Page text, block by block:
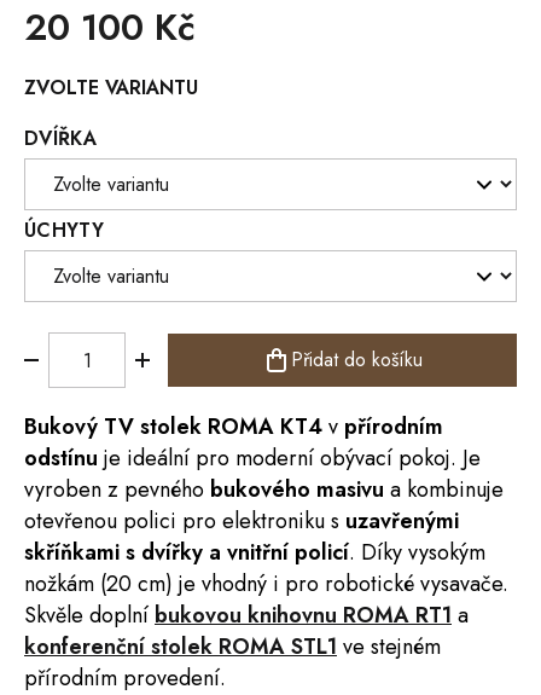
20 100 Kč
cena:
ZVOLTE VARIANTU
DVÍŘKA
ÚCHYTY
Přidat do košíku
Bukový TV stolek ROMA KT4v přírodním
odstínu je ideální pro moderní obývací pokoj. Je
vyroben z pevného bukového masivu a kombinuje
otevřenou polici pro elektroniku s uzavřenými
skříňkami s dvířky a vnitřní policí. Díky vysokým
nožkám (20 cm) je vhodný i pro robotické vysavače.
Skvěle doplní bukovou knihovnu ROMA RT1 a
konferenční stolek ROMA STL1 ve stejném
přírodním provedení.